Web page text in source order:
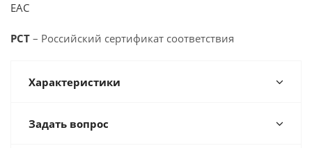
EAC
PCT – Российский сертификат соответствия
Характеристики
Задать вопрос